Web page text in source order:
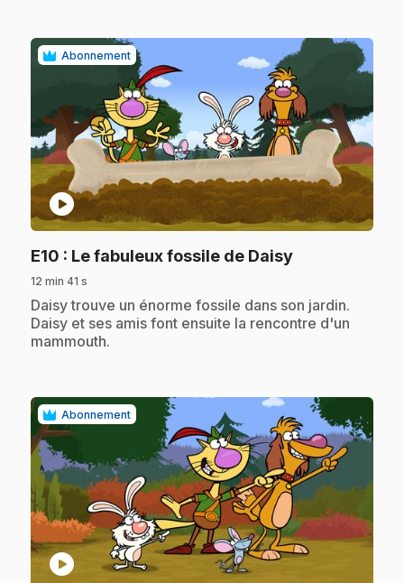
Abonnement
play_circle
E10 : Le fabuleux fossile de Daisy.
12 min 41 s
.Daisy trouve un énorme fossile dans son jardin.
Daisy et ses amis font ensuite la rencontre d'un
mammouth.
Abonnement
play_circle